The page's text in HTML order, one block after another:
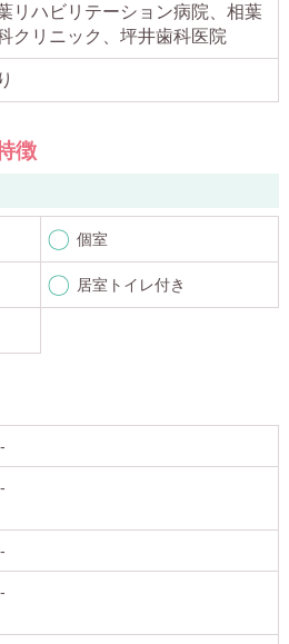
リハビリテーション病院、相葉
クリニック、坪井歯科医院
徴
個室
居室トイレ付き
-
-
-
-